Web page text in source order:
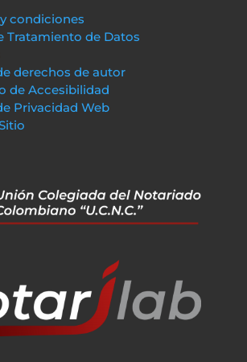
condiciones
Tratamiento de Datos
derechos de autor
de Accesibilidad
Privacidad Web